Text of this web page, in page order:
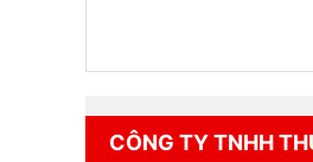
CÔNG TY TNHH